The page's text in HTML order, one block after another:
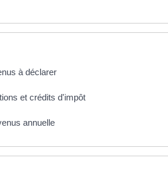
à déclarer
et crédits d'impôt
annuelle